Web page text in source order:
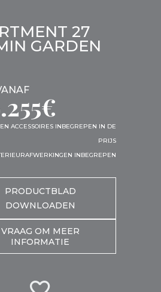
27
GARDEN
ACCESSOIRES INBEGREPEN IN DE
PRIJS
INBEGREPEN
PRODUCTBLAD
DOWNLOADEN
VRAAG OM MEER
INFORMATIE